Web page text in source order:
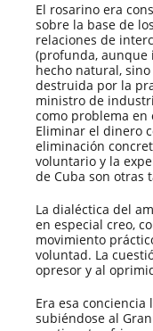
El rosarino era
sobre la base de
relaciones de
(profunda, aunque
hecho natural,
destruida por la
ministro de
como problema en
Eliminar el dinero
eliminación
voluntario y la
de Cuba son otras
La dialéctica del
en especial creo,
movimiento
voluntad. La
opresor y al
Era esa
subiéndose al